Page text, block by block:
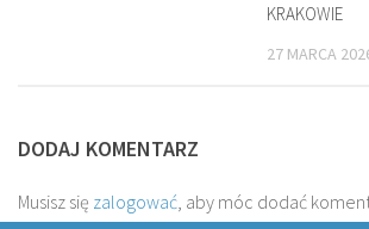
KRAKOWIE
27 MARCA
DODAJ KOMENTARZ
Musisz się zalogować, aby móc dodać